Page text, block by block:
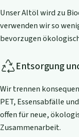
Unser Altöl wird zu
verwenden wir so
bevorzugen
Entsorgung
Wir trennen
PET, Essensabfälle
offen für neue,
Zusammenarbeit.